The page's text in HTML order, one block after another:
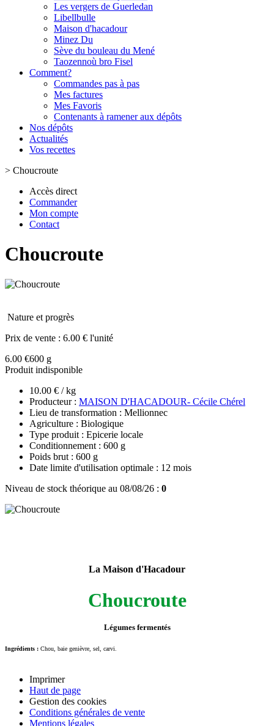
Les vergers de Guerledan
Libellbulle
Maison d'hacadour
Minez Du
Sève du bouleau du Mené
Taozennoù bro Fisel
Comment?
Commandes pas à pas
Mes factures
Mes Favoris
Contenants à ramener aux dépôts
Nos dépôts
Actualités
Vos recettes
> Choucroute
Accès direct
Commander
Mon compte
Contact
Choucroute
Nature et progrès
Prix de vente : 6.00 € l'unité
6.00 €600 g
Produit indisponible
10.00 € / kg
Producteur : MAISON D'HACADOUR- Cécile Chérel
Lieu de transformation : Mellionnec
Agriculture : Biologique
Type produit : Epicerie locale
Conditionnement : 600 g
Poids brut : 600 g
Date limite d'utilisation optimale : 12 mois
Niveau de stock théorique au 08/08/26 : 0
La Maison d'Hacadour
Choucroute
Légumes fermentés
Ingrédients : Chou, baie genièvre, sel, carvi.
Imprimer
Haut de page
Gestion des cookies
Conditions générales de vente
Mentions légales